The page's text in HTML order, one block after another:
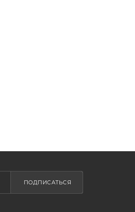
ПОДПИСАТЬСЯ